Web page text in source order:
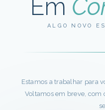
Em
ALGO NOVO
Estamos a trabalhar para
Voltamos em breve, com